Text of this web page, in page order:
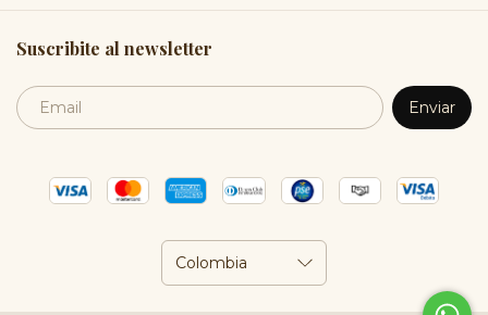
Suscribite al newsletter